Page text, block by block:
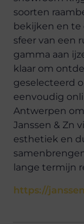
soorten
bekijken en te
sfeer van een
gamma aan
klaar om
geselecteerd
eenvoudig
Antwerpen
Janssen & Zn
esthetiek en
lange termijn
https://